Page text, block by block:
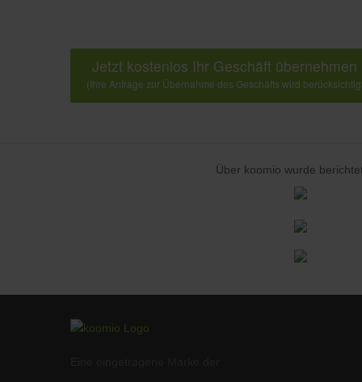
Jetzt kostenlos Ihr Geschäft übernehmen
(Ihre Anfrage zur Übernahme des Geschäfts wird
Über koomio wurde